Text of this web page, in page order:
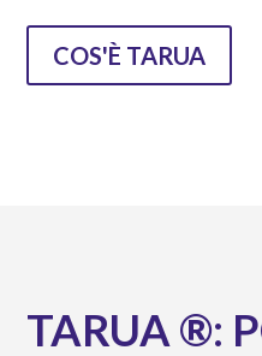
COS'È TARUA
TARUA ®: